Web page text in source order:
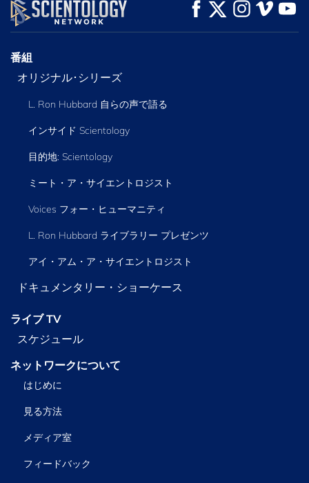
観る シリーズを探求
番組
オリジナル･シリーズ
L. Ron Hubbard 自らの声で語る
インサイド Scientology
目的地: Scientology
ミート・ア・サイエントロジスト
Voices フォー・ヒューマニティ
L. Ron Hubbard ライブラリー プレゼンツ
アイ・アム・ア・サイエントロジスト
ドキュメンタリー・ショーケース
ライブ TV
スケジュール
ネットワークについて
はじめに
見る方法
メディア室
フィードバック